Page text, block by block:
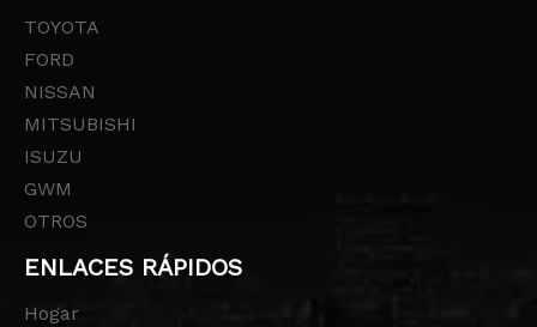
TOYOTA
FORD
NISSAN
MITSUBISHI
ISUZU
GWM
OTROS
ENLACES RÁPIDOS
Hogar